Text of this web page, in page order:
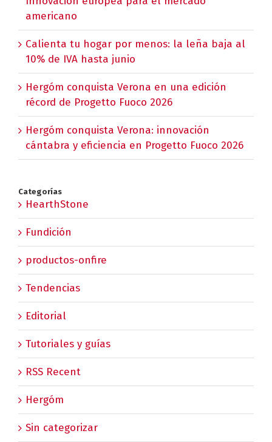
americano
Calienta tu hogar por menos: la leña baja al
10% de IVA hasta junio
Hergóm conquista Verona en una edición
récord de Progetto Fuoco 2026
Hergóm conquista Verona: innovación
cántabra y eficiencia en Progetto Fuoco 2026
Categorías
HearthStone
Fundición
productos-onfire
Tendencias
Editorial
Tutoriales y guías
RSS Recent
Hergóm
Sin categorizar